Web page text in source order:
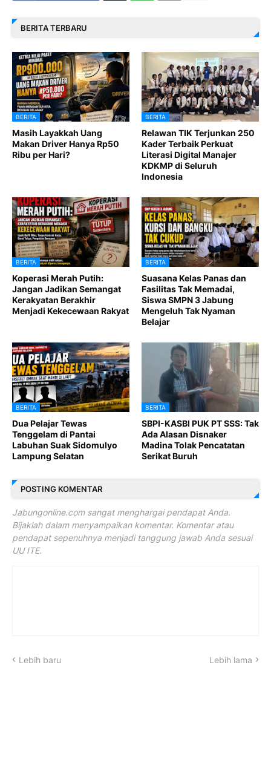
BERITA TERBARU
BERITA
Masih Layakkah Uang
Makan Driver Hanya Rp50
Ribu per Hari?
BERITA
Relawan TIK Terjunkan 250
Kader Terbaik Perkuat
Literasi Digital Manajer
KDKMP di Seluruh
Indonesia
BERITA
Koperasi Merah Putih:
Jangan Jadikan Semangat
Kerakyatan Berakhir
Menjadi Kekecewaan Rakyat
BERITA
Suasana Kelas Panas dan
Fasilitas Tak Memadai,
Siswa SMPN 3 Jabung
Mengeluh Tak Nyaman
Belajar
BERITA
Dua Pelajar Tewas
Tenggelam di Pantai
Labuhan Suak Sidomulyo
Lampung Selatan
BERITA
SBPI-KASBI PUK PT SSS: Tak
Ada Alasan Disnaker
Madina Tolak Pencatatan
Serikat Buruh
POSTING KOMENTAR
Jabungonline.com sangat menghargai pendapat Anda.
Bijaklah dalam menyampaikan komentar. Komentar atau
pendapat sepenuhnya menjadi tanggung jawab Anda sesuai
UU ITE.
Lebih baru Lebih lama